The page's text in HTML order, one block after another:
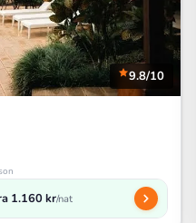
9.8/10
1.160 kr/nat